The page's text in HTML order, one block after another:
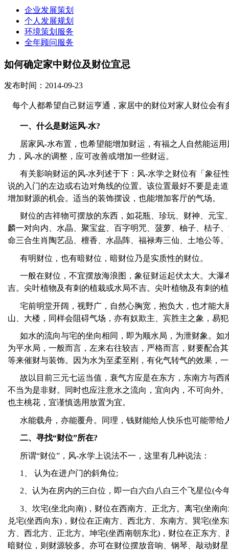
企业发展策划
个人发展规划
环境策划服务
全年顾问服务
如何确定家中财位及财位宜忌
发布时间：2014-09-23
每个人都希望自己财运亨通，家居中的财位对家人财位会
一、什么是财运风-水?
居家风-水布置，也希望能增加财运，有福之人自然能运
力，风-水的调整，应可改善或增加一些财运。
有关影响财运的风-水列述于下：风-水学之财位有「象征
说的入门的左边或右边对角线的位置。该位置最好不要是走
增加财源的机会。适当的装饰摆设，也能增加客厅的气场。
财位的吉祥物可摆放的东西，如花瓶、珍玩、财神、元
麟一对向内、水晶、聚宝盆、百字明咒、菠萝、柚子、桔子
命三合生肖陶艺品、檀香、水晶阵、福禄寿三仙、土地公等
有明财位，也有暗财位，暗财位乃是实质性的财位。
一般在财位，不宜摆放海浪图，象征财运起伏太大。大
吉。尖叶植物及有刺的植栽或水局不吉。尖叶植物及有刺的
宅前明堂开阔，视野广，自然心胸宽，抱负大，也才能
山、大楼，同样会阻碍气场，亦有奴欺主、宾胜主之象，易
如水的流向与宅的坐向相同，即为顺水局，为泄财象。
为平水局，一般而言，左来右往较吉，严格而言，财要配合
等来催财与装饰。因为水为至柔至刚，有化气转气的效果，
故以目前三元七运当值，衰气方应是在东方，东南方与
不当为是非财。同时也应注意水之流向，宜向内，不可向外
也主桃花，宜谨慎选用放置为宜。
水能载舟，亦能覆舟。同理，钱财能给人快乐也可能带给
二、寻找“财位”所在?
所谓“财位” ，风-水学上说法不一，这里有几种说法：
1 、 认为在进户门的斜角位;
2 、认为在房内的三白位，即一白六白八白三个飞星位(今
3 、坎宅(坐北向南) ，财位在西南方、正北方。离宅(坐南
兑宅(坐西向东) ，财位在正南方、西北方、东南方。巽宅(坐
方、西北方、正北方。坤宅(坐西南朝东北) ，财位在正东方
暗财位，则财源较多。亦可在财位摆放音响、钢琴、敲动财